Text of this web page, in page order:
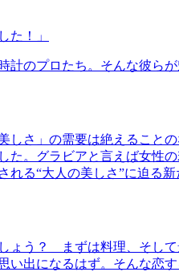
た！」
計のプロたち。そんな彼ら
しさ」の需要は絶えること
た。グラビアと言えば女性
れる“大人の美しさ”に迫る新
ょう？ まずは料理、そし
い出になるはず。そんな恋